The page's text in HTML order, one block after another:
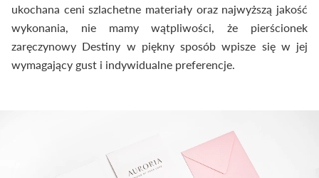
ukochana ceni szlachetne materiały oraz najwyższą jakość
wykonania, nie mamy wątpliwości, że pierścionek
zaręczynowy Destiny w piękny sposób wpisze się w jej
wymagający gust i indywidualne preferencje.